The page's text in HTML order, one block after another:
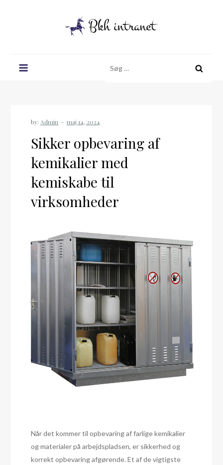
efter:
by: Admin
Sikker opbevaring af
kemikalier med
kemiskabe til
virksomheder
Når det kommer til opbevaring af farlige kemikalier
og materialer på arbejdspladsen, er sikkerhed og
korrekt opbevaring afgørende. Et af de vigtigste